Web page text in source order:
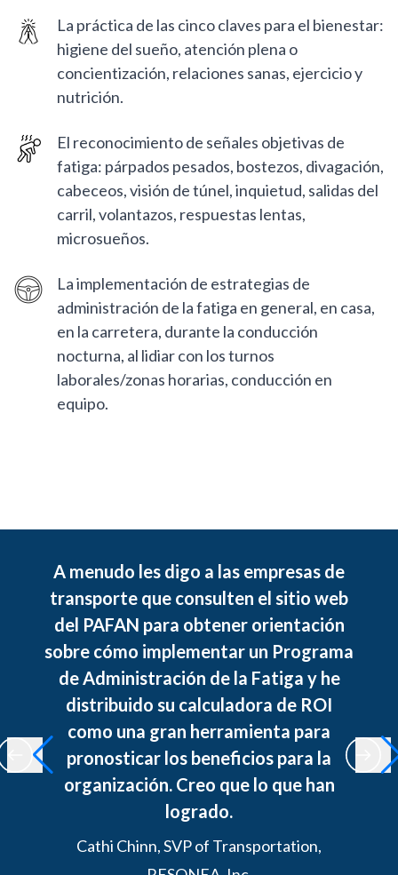
La práctica de las cinco claves para el bienestar:
higiene del sueño, atención plena o
concientización, relaciones sanas, ejercicio y
nutrición.
El reconocimiento de señales objetivas de
fatiga: párpados pesados, bostezos, divagación,
cabeceos, visión de túnel, inquietud, salidas del
carril, volantazos, respuestas lentas,
microsueños.
La implementación de estrategias de
administración de la fatiga en general, en casa,
en la carretera, durante la conducción
nocturna, al lidiar con los turnos
laborales/zonas horarias, conducción en
equipo.
A menudo les digo a las empresas de
transporte que consulten el sitio web
del PAFAN para obtener orientación
sobre cómo implementar un Programa
de Administración de la Fatiga y he
distribuido su calculadora de ROI
como una gran herramienta para
pronosticar los beneficios para la
organización. Creo que lo que han
logrado.
Cathi Chinn, SVP of Transportation,